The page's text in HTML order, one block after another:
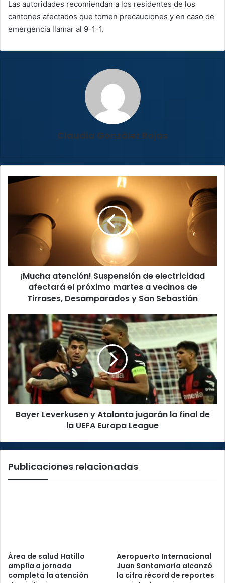
Las autoridades recomiendan a los residentes de los
cantones afectados que tomen precauciones y en caso de
emergencia llamar al 9-1-1.
Claudia González Rojas
¡Mucha
electricidad
afectará
martes
vecinos
Desamparados
y
San
Sebastián
¡Mucha atención! Suspensión de electricidad
afectará el próximo martes a vecinos de
Tirrases, Desamparados y San Sebastián
Bayer
Leverkusen
y
Atalanta
jugarán
la
final
de
la
UEFA
Bayer Leverkusen y Atalanta jugarán la final de
la UEFA Europa League
Publicaciones relacionadas
Área de salud Hatillo
amplía a jornada
completa la atención
Aeropuerto Internacional
Juan Santamaría alcanzó
la cifra récord de reportes